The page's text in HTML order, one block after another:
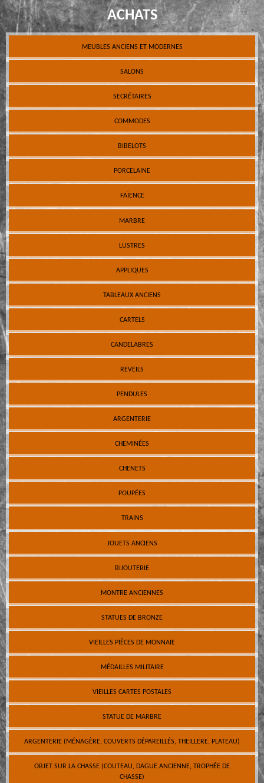
ACHATS
MEUBLES ANCIENS ET MODERNES
SALONS
SECRÉTAIRES
COMMODES
BIBELOTS
PORCELAINE
FAÏENCE
MARBRE
LUSTRES
APPLIQUES
TABLEAUX ANCIENS
CARTELS
CANDELABRES
REVEILS
PENDULES
ARGENTERIE
CHEMINÉES
CHENETS
POUPÉES
TRAINS
JOUETS ANCIENS
BIJOUTERIE
MONTRE ANCIENNES
STATUES DE BRONZE
VIEILLES PIÈCES DE MONNAIE
MÉDAILLES MILITAIRE
VIEILLES CARTES POSTALES
STATUE DE MARBRE
ARGENTERIE (MÉNAGÈRE, COUVERTS DÉPAREILLÉS, THEILLERE, PLATEAU)
OBJET SUR LA CHASSE (COUTEAU, DAGUE ANCIENNE, TROPHÉE DE
CHASSE)